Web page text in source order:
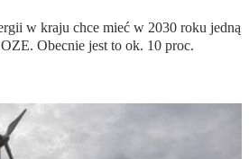
w kraju chce mieć w 2030 roku jedną
Obecnie jest to ok. 10 proc.